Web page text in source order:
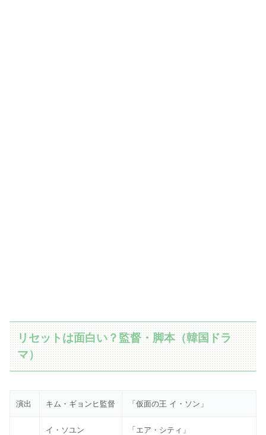
リセットは面白い？監督・脚本（韓国ドラ
マ）
演出 キム・ギョンヒ監督 「仮面の王 イ・ソン」
イ・ソユン 「エア・シティ」